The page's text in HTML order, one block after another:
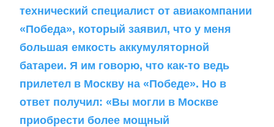
технический специалист от авиакомпании
«Победа», который заявил, что у меня
большая емкость аккумуляторной
батареи. Я им говорю, что как-то ведь
прилетел в Москву на «Победе». Но в
ответ получил: «Вы могли в Москве
приобрести более мощный